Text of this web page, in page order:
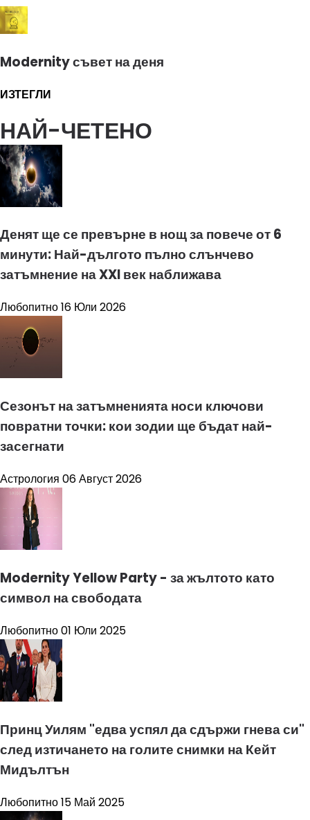
Modernity съвет на деня
ИЗТЕГЛИ
НАЙ-ЧЕТЕНО
Денят ще се превърне в нощ за повече от 6
минути: Най-дългото пълно слънчево
затъмнение на XXI век наближава
Любопитно16 Юли 2026
Сезонът на затъмненията носи ключови
повратни точки: кои зодии ще бъдат най-
засегнати
Астрология 06 Август 2026
Modernity Yellow Party - за жълтото като
символ на свободата
Любопитно01 Юли 2025
Принц Уилям "едва успял да сдържи гнева си"
след изтичането на голите снимки на Кейт
Мидълтън
Любопитно15 Май 2025